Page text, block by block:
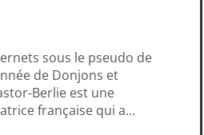
sous le pseudo de
de Donjons et
Berlie est une
française qui a